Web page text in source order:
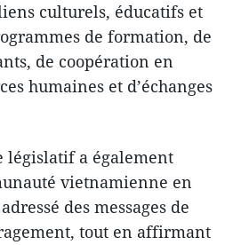
culturels, éducatifs et
de formation, de
de coopération en
humaines et d’échanges
législatif a également
vietnamienne en
des messages de
tout en affirmant